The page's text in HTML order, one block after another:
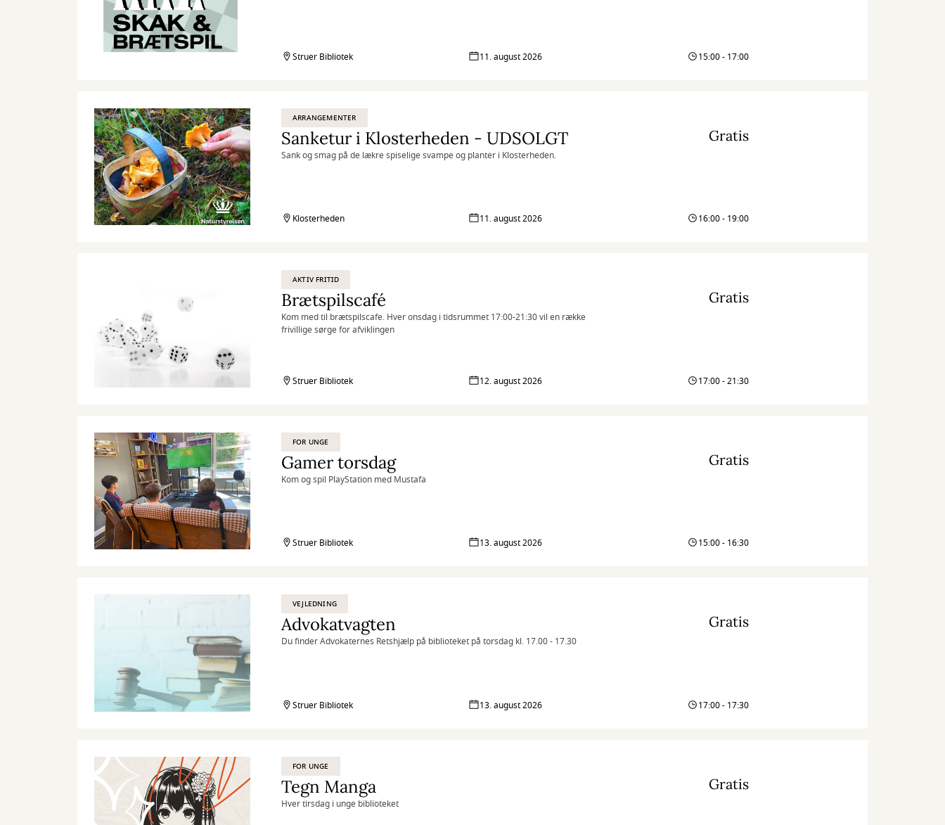
Struer Bibliotek 11. august 2026 15:00 - 17:00
ARRANGEMENTER
Sanketur i Klosterheden - UDSOLGT
Sank og smag på de lækre spiselige svampe og planter i Klosterheden.
Gratis
Klosterheden 11. august 2026 16:00 - 19:00
AKTIV FRITID
Brætspilscafé
Kom med til brætspilscafe. Hver onsdag i tidsrummet 17:00-21:30 vil en række
frivillige sørge for afviklingen
Gratis
Struer Bibliotek 12. august 2026 17:00 - 21:30
FOR UNGE
Gamer torsdag
Kom og spil PlayStation med Mustafa
Gratis
Struer Bibliotek 13. august 2026 15:00 - 16:30
VEJLEDNING
Advokatvagten
Du finder Advokaternes Retshjælp på biblioteket på torsdag kl. 17.00 - 17.30
Gratis
Struer Bibliotek 13. august 2026 17:00 - 17:30
FOR UNGE
Tegn Manga
Hver tirsdag i unge biblioteket
Gratis